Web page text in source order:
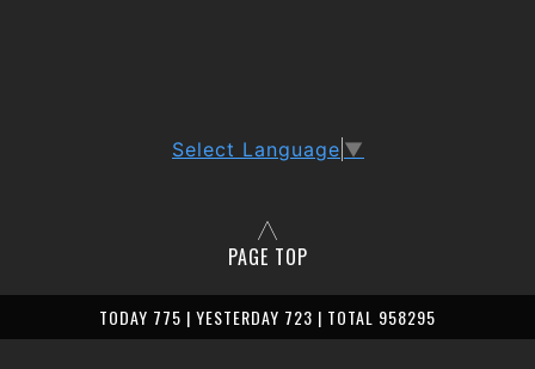
Select Language ▼
PAGE TOP
TODAY 775 | YESTERDAY 723 | TOTAL 958295